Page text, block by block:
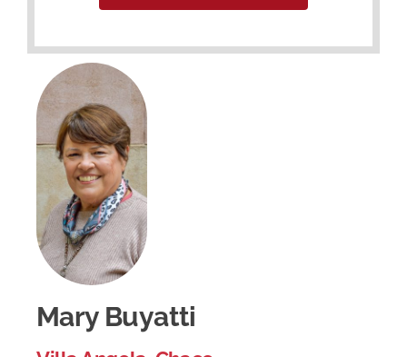
Mary Buyatti